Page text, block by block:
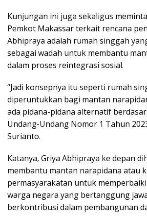
Kunjungan ini juga sekaligus
Pemkot Makassar terkait rencana
Abhipraya adalah rumah singgah
sebagai wadah untuk membantu
dalam proses reintegrasi sosial.
“Jadi konsepnya itu seperti rumah
diperuntukkan bagi mantan
ada pidana-pidana alternatif
Undang-Undang Nomor 1 Tahun
Surianto.
Katanya, Griya Abhipraya ke depan
membantu mantan narapidana atau
permasyarakatan untuk
warga negara yang bertanggung
berkontribusi dalam pembangunan